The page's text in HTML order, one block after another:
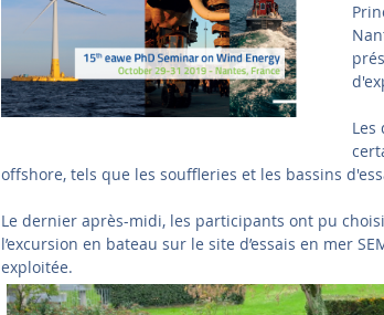
Les
offshore, tels que les souffleries et les bassins
Le dernier après-midi, les participants ont pu
l’excursion en bateau sur le site d’essais en mer
exploitée.